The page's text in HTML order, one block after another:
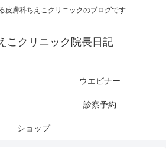
皮膚科ちえこクリニックのブログです
こクリニック院長日記
ウエビナー
診察予約
ショップ